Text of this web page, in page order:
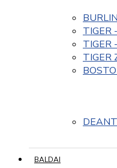
TIGER
TIGER
TIGER
BALDAI